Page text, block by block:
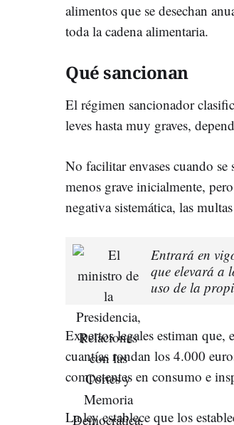
alimentos que se desechan
toda la cadena alimentaria.
Qué sancionan
El régimen sancionador
leves hasta muy graves,
No facilitar envases cuando
menos grave inicialmente,
negativa sistemática, las
Entrará en
que elevará a
uso de la
Expertos legales estiman que,
cuantías rondan los 4.000
competentes en consumo e
La ley establece que los